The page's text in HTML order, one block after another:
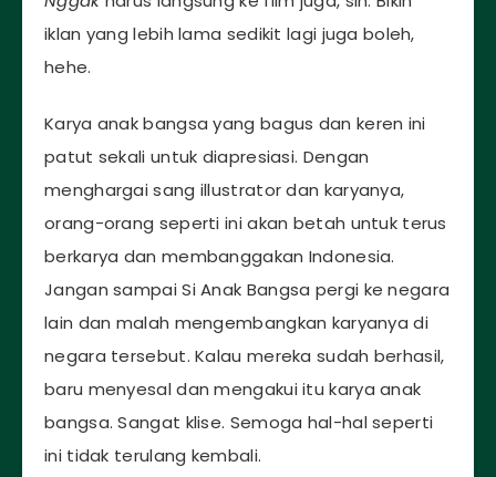
iklan yang lebih lama sedikit lagi juga boleh,
hehe.
Karya anak bangsa yang bagus dan keren ini
patut sekali untuk diapresiasi. Dengan
menghargai sang illustrator dan karyanya,
orang-orang seperti ini akan betah untuk terus
berkarya dan membanggakan Indonesia.
Jangan sampai Si Anak Bangsa pergi ke negara
lain dan malah mengembangkan karyanya di
negara tersebut. Kalau mereka sudah berhasil,
baru menyesal dan mengakui itu karya anak
bangsa. Sangat klise. Semoga hal-hal seperti
ini tidak terulang kembali.